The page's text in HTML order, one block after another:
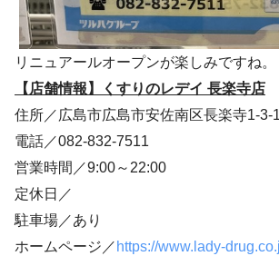
リニュアールオープンが楽しみですね。
【店舗情報】くすりのレデイ 長楽寺店
住所／広島市広島市安佐南区長楽寺1-3-
電話／082-832-7511
営業時間／9:00～22:00
定休日／
駐車場／あり
ホームページ／ https://www.lady-